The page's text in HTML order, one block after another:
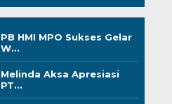
PB HMI MPO Sukses Gelar
W...
Melinda Aksa Apresiasi
PT...